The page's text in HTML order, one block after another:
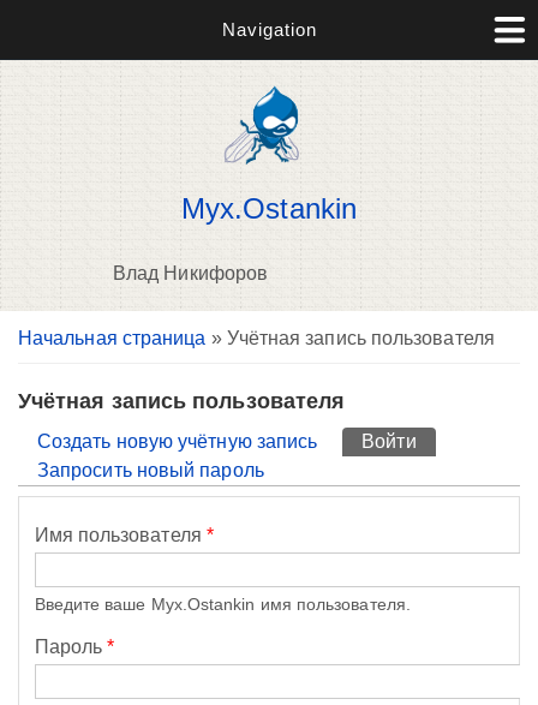
Navigation
Myx.Ostankin
Влад Никифоров
Вы здесь
Начальная страница » Учётная запись пользователя
Учётная запись пользователя
Главные вкладки
Создать новую учётную запись Войти
Запросить новый пароль
Имя пользователя *
Введите ваше Myx.Ostankin имя пользователя.
Пароль*